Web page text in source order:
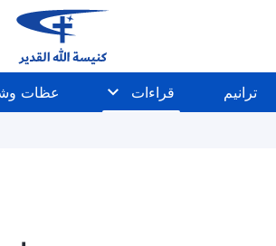
ترانيم قراءات عظات